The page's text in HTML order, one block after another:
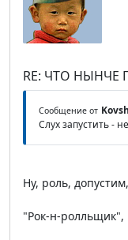
RE: ЧТО
Сообщение от
Слух запустить -
Ну, роль,
"Рок-н-ролльщик",